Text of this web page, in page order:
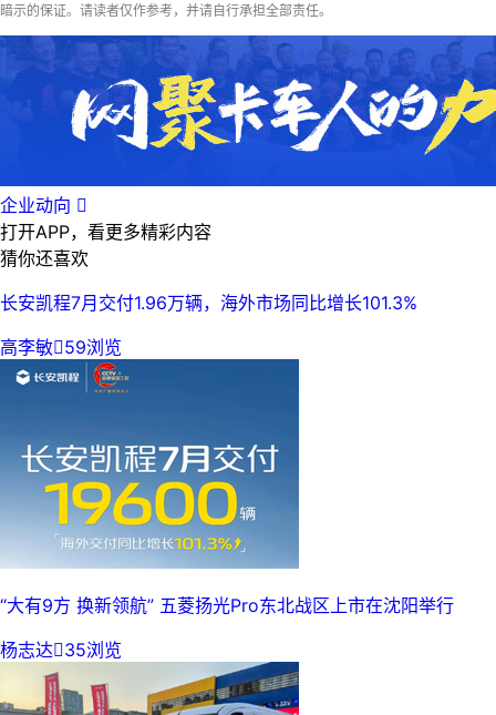
暗示的保证。请读者仅作参考，并请自行承担全部责任。
企业动向 
打开APP，看更多精彩内容
猜你还喜欢
长安凯程7月交付1.96万辆，海外市场同比增长101.3%
高李敏59浏览
“大有9方 换新领航” 五菱扬光Pro东北战区上市在沈阳举行
杨志达35浏览